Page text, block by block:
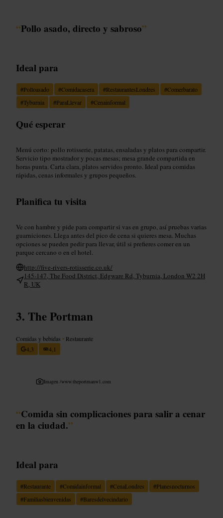
“Pollo asado, directo y sabroso”
Ideal para
#Polloasado #Comidacasera #RestaurantesLondres #Comerbarato
#Tyburnia #ParaLlevar #Cenainformal
Qué esperar
Menú corto: pollo rotisserie, patatas, ensaladas y platos para compartir.
Servicio tipo mostrador y pocas mesas; mesa grande compartida en
horas punta. Carta clara, platos servidos pronto. Ideal para comidas
rápidas, cenas informales y grupos pequeños.
Planifica tu visita
Ve con hambre y pide para compartir si vas en grupo, así pruebas varias
guarniciones. Llega antes del pico de cena si quieres mesa. Muchas
opciones se pueden pedir para llevar, útil si prefieres comer en un
parque cercano o en el hotel.
http://five-rivers-rotisserie.co.uk/
145-147, The Food District, Edgware Rd, Tyburnia, London W2 2H
R, UK
The Portman
Comidas y bebidas • Restaurante
4,3
4,1
Imagen /www.theportmanw1.com
“Comida sin complicaciones para salir a cenar
en la ciudad.”
Ideal para
#Restaurante #Comidainformal #CenaLondres #Planesnocturnos
#Familiasbienvenidas #Baresdelvecindario